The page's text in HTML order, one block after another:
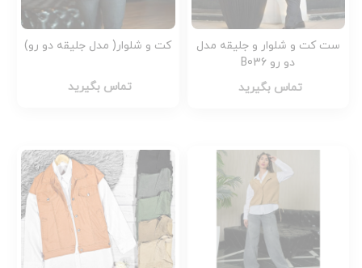
ست کت و شلوار و جلیقه مدل
دو رو B036
تماس بگیرید
کت و شلوار( مدل جلیقه دو رو)
تماس بگیرید